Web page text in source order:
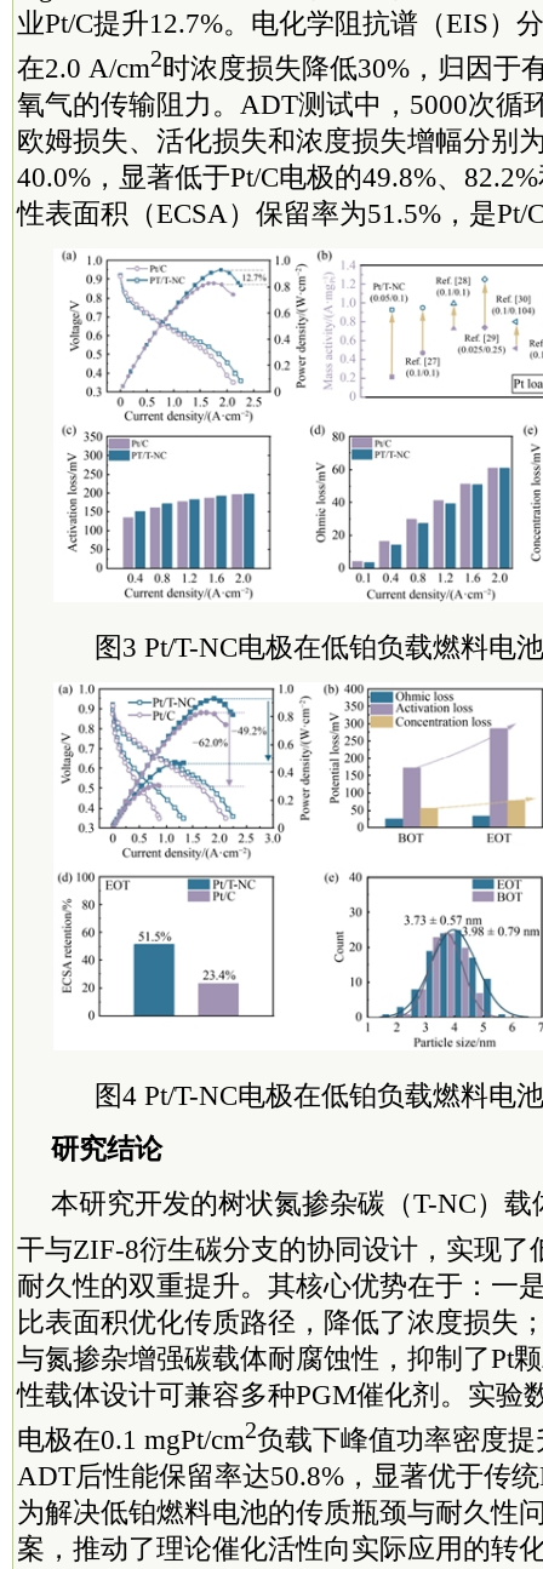
业Pt/C提升12.7%。电化学阻抗谱（EIS）
在2.0 A/cm2时浓度损失降低30%，归因于
氧气的传输阻力。ADT测试中，5000次循
欧姆损失、活化损失和浓度损失增幅分别
40.0%，显著低于Pt/C电极的49.8%、
性表面积（ECSA）保留率为51.5%，是Pt/
图3 Pt/T-NC电极在低铂负载燃料电
图4 Pt/T-NC电极在低铂负载燃料电
研究结论
本研究开发的树状氮掺杂碳（T-NC）载
干与ZIF-8衍生碳分支的协同设计，实现了
耐久性的双重提升。其核心优势在于：一
比表面积优化传质路径，降低了浓度损失
与氮掺杂增强碳载体耐腐蚀性，抑制了Pt
性载体设计可兼容多种PGM催化剂。实验
电极在0.1 mgPt/cm2负载下峰值功率密度提
ADT后性能保留率达50.8%，显著优于传
为解决低铂燃料电池的传质瓶颈与耐久性
案，推动了理论催化活性向实际应用的转